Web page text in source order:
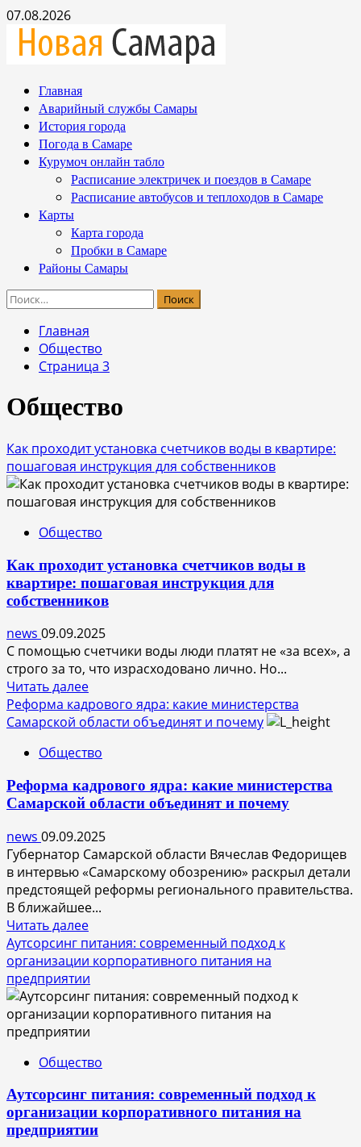
Перейти
содержимому
07.08.2026
Основное
меню
Главная
Аварийный службы Самары
История города
Погода в Самаре
Курумоч онлайн табло
Расписание электричек и поездов в Самаре
Расписание автобусов и теплоходов в Самаре
Карты
Карта города
Пробки в Самаре
Районы Самары
Найти:
Главная
Общество
Страница 3
Общество
Как проходит установка счетчиков воды в квартире:
пошаговая инструкция для собственников
Общество
Как проходит установка счетчиков воды в
квартире: пошаговая инструкция для
собственников
news 09.09.2025
С помощью счетчики воды люди платят не «за всех», а
строго за то, что израсходовано лично. Но...
Читать далееПрочитать
больше
о
проходит
счетчиков
воды
в
квартире:
пошаговая
инструкция
для
собственников
Реформа кадрового ядра: какие министерства
Самарской области объединят и почему
Общество
Реформа кадрового ядра: какие министерства
Самарской области объединят и почему
news 09.09.2025
Губернатор Самарской области Вячеслав Федорищев
в интервью «Самарскому обозрению» раскрыл детали
предстоящей реформы регионального правительства.
В ближайшее...
Читать далееПрочитать
больше
о
Реформа
кадрового
ядра:
какие
Самарской
объединят
и
почему
Аутсорсинг питания: современный подход к
организации корпоративного питания на
предприятии
Общество
Аутсорсинг питания: современный подход к
организации корпоративного питания на
предприятии